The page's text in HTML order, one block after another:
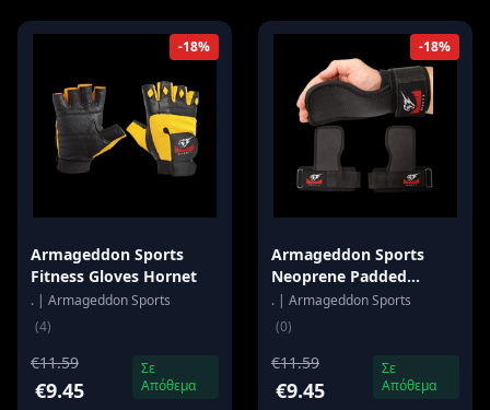
-18%
Armageddon Sports
Fitness Gloves Hornet
. | Armageddon Sports
(4)
€11.59
€9.45
Σε
Απόθεμα
-18%
Armageddon Sports
Neoprene Padded
Lifting Straps
. | Armageddon Sports
(0)
€11.59
€9.45
Σε
Απόθεμα